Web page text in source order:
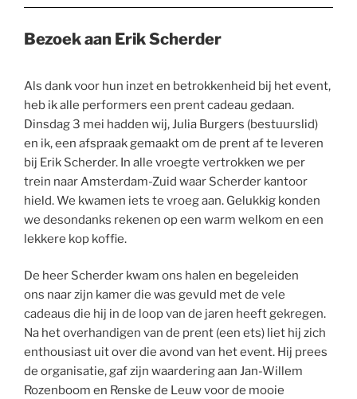
Bezoek aan Erik Scherder
Als dank voor hun inzet en betrokkenheid bij het event,
heb ik alle performers een prent cadeau gedaan.
Dinsdag 3 mei hadden wij, Julia Burgers (bestuurslid)
en ik, een afspraak gemaakt om de prent af te leveren
bij Erik Scherder. In alle vroegte vertrokken we per
trein naar Amsterdam-Zuid waar Scherder kantoor
hield. We kwamen iets te vroeg aan. Gelukkig konden
we desondanks rekenen op een warm welkom en een
lekkere kop koffie.
De heer Scherder kwam ons halen en begeleiden
ons naar zijn kamer die was gevuld met de vele
cadeaus die hij in de loop van de jaren heeft gekregen.
Na het overhandigen van de prent (een ets) liet hij zich
enthousiast uit over die avond van het event. Hij prees
de organisatie, gaf zijn waardering aan Jan-Willem
Rozenboom en Renske de Leuw voor de mooie